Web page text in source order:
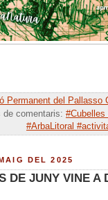
Permanent del Pallasso
de comentaris: #Cubelles
#ArbaLitoral
DEL 2025
DE JUNY VINE A